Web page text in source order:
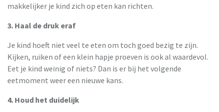
makkelijker je kind zich op eten kan richten.
3. Haal de druk eraf
Je kind hoeft niet veel te eten om toch goed bezig te zijn.
Kijken, ruiken of een klein hapje proeven is ook al waardevol.
Eet je kind weinig of niets? Dan is er bij het volgende
eetmoment weer een nieuwe kans.
4. Houd het duidelijk